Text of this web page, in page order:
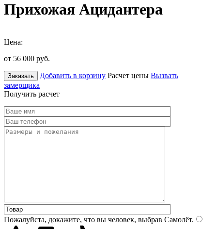
Прихожая Ацидантера
Цена:
от 56 000 руб.
Заказать Добавить в корзину Расчет цены Вызвать
замерщика
Получить расчет
Пожалуйста, докажите, что вы человек, выбрав Самолёт.